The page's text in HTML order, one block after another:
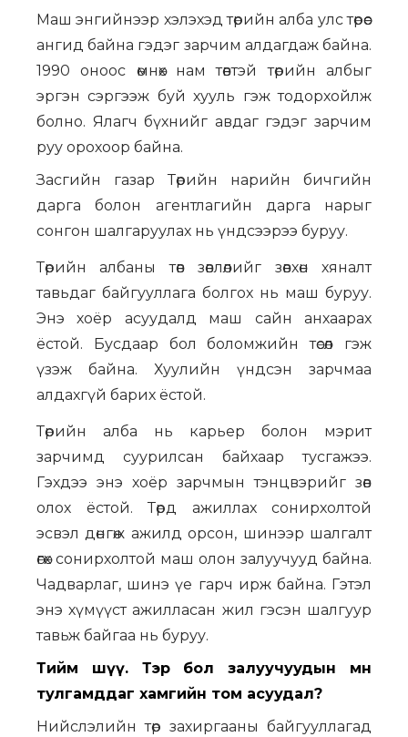
Маш энгийнээр хэлэхэд төрийн алба улс төрөөс
ангид байна гэдэг зарчим алдагдаж байна.
1990 оноос өмнөх нам төвтэй төрийн албыг
эргэн сэргээж буй хууль гэж тодорхойлж
болно. Ялагч бүхнийг авдаг гэдэг зарчим
руу орохоор байна.
Засгийн газар Төрийн нарийн бичгийн
дарга болон агентлагийн дарга нарыг
сонгон шалгаруулах нь үндсээрээ буруу.
Төрийн албаны төв зөвлөлийг зөвхөн хяналт
тавьдаг байгууллага болгох нь маш буруу.
Энэ хоёр асуудалд маш сайн анхаарах
ёстой. Бусдаар бол боломжийн төсөл гэж
үзэж байна. Хуулийн үндсэн зарчмаа
алдахгүй барих ёстой.
Төрийн алба нь карьер болон мэрит
зарчимд суурилсан байхаар тусгажээ.
Гэхдээ энэ хоёр зарчмын тэнцвэрийг зөв
олох ёстой. Төрд ажиллах сонирхолтой
эсвэл дөнгөж ажилд орсон, шинээр шалгалт
өгөх сонирхолтой маш олон залуучууд байна.
Чадварлаг, шинэ үе гарч ирж байна. Гэтэл
энэ хүмүүст ажилласан жил гэсэн шалгуур
тавьж байгаа нь буруу.
Тийм шүү. Тэр бол залуучуудын өмнө
тулгамддаг хамгийн том асуудал?
Нийслэлийн төр захиргааны байгууллагад